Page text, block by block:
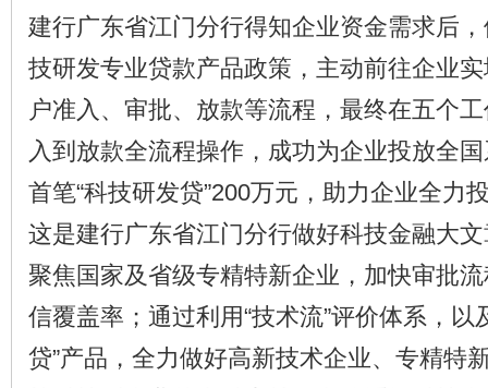
建行广东省江门分行得知企业资金需求后
技研发专业贷款产品政策，主动前往企业
户准入、审批、放款等流程，最终在五个
入到放款全流程操作，成功为企业投放全
首笔“科技研发贷”200万元，助力企业全力
这是建行广东省江门分行做好科技金融大
聚焦国家及省级专精特新企业，加快审批
信覆盖率；通过利用“技术流”评价体系，以
贷”产品，全力做好高新技术企业、专精特